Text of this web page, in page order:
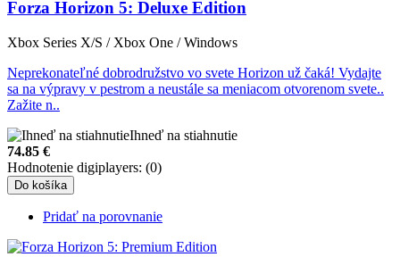
Forza Horizon 5: Deluxe Edition
Xbox Series X/S / Xbox One / Windows
Neprekonateľné dobrodružstvo vo svete Horizon už čaká! Vydajte
sa na výpravy v pestrom a neustále sa meniacom otvorenom svete..
Zažite n..
Ihneď na stiahnutie
74.85 €
Hodnotenie digiplayers: (0)
Do košíka
Pridať na porovnanie